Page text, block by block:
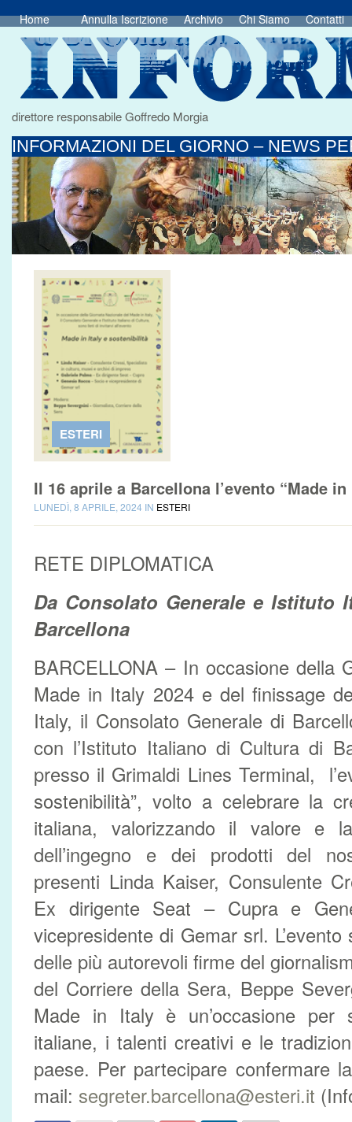
Home Annulla Iscrizione Archivio Chi Siamo Contatti
direttore responsabile Goffredo Morgia
INFORMAZIONI DEL GIORNO – NEWS
ESTERI
Il 16 aprile a Barcellona l’evento “Made
LUNEDÌ, 8 APRILE, 2024 IN ESTERI
RETE DIPLOMATICA
Da Consolato Generale e Istituto
Barcellona
BARCELLONA – In occasione della
Made in Italy 2024 e del finissage
Italy, il Consolato Generale di
con l’Istituto Italiano di Cultura di
presso il Grimaldi Lines Terminal,
sostenibilità”, volto a celebrare la
italiana, valorizzando il valore e
dell’ingegno e dei prodotti del
presenti Linda Kaiser, Consulente
Ex dirigente Seat – Cupra e
vicepresidente di Gemar srl.
delle più autorevoli firme del
del Corriere della Sera, Beppe
Made in Italy è un’occasione per
italiane, i talenti creativi e le
paese. Per partecipare confermare
mail: segreter.barcellona@esteri.it